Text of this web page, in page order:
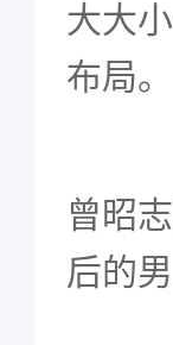
大大
布局。
曾昭
后的男